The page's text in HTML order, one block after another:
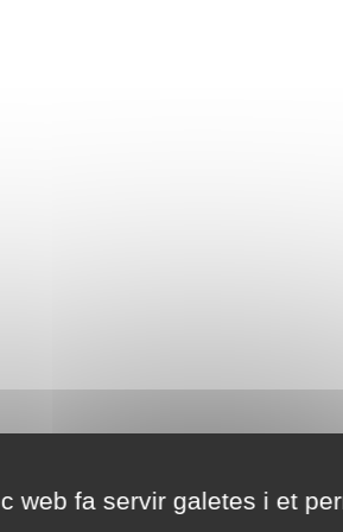
web fa servir galetes i et